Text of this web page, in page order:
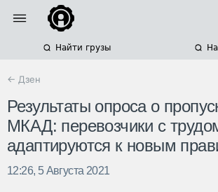
Найти грузы
← Дзен
Результаты опроса о
МКАД: перевозчики с
адаптируются к новым
12:26, 5 Августа 2021